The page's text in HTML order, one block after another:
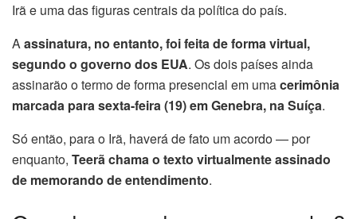
Irã e uma das figuras centrais da política do país.
Aassinatura, no entanto, foi feita de forma virtual,
segundo o governo dos EUA. Os dois países ainda
assinarão o termo de forma presencial em umacerimônia
marcada para sexta-feira (19) em Genebra, na Suíça.
Só então, para o Irã, haverá de fato um acordo — por
enquanto, Teerã chama o texto virtualmente assinado
de memorando de entendimento.